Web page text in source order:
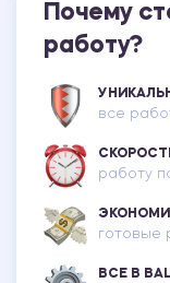
Почему
работу?
все
работу
готовые
ВСЕ В